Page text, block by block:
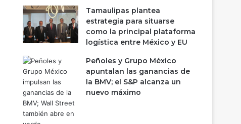
Tamaulipas plantea
estrategia para situarse
como la principal plataforma
logística entre México y EU
Peñoles y Grupo México
apuntalan las ganancias de
la BMV; el S&P alcanza un
nuevo máximo